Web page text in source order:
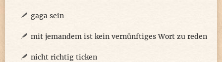
gaga sein
mit jemandem ist kein vernünftiges Wort zu reden
nicht richtig ticken